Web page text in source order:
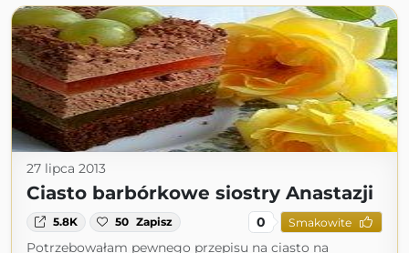
27 lipca 2013
Ciasto barbórkowe siostry Anastazji
5.8K 50 Zapisz 0 Smakowite
Potrzebowałam pewnego przepisu na ciasto na